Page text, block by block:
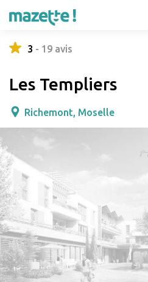
3 - 19 avis
Les Templiers
Richemont, Moselle